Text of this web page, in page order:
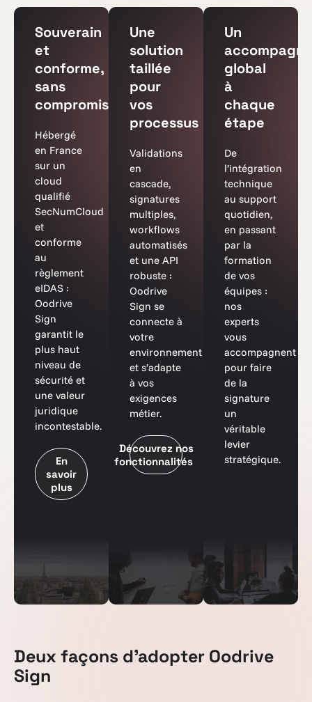
Souverain
et
conforme,
sans
compromis
Hébergé
en France
sur un
cloud
qualifié
SecNumCloud
et
conforme
au
règlement
eIDAS :
Oodrive
Sign
garantit le
plus haut
niveau de
sécurité et
une valeur
juridique
incontestable.
En
savoir
plus
Une
solution
taillée
pour
vos
processus
Validations
en
cascade,
signatures
multiples,
workflows
automatisés
et une API
robuste :
Oodrive
Sign se
connecte à
votre
environnement
et s’adapte
à vos
exigences
métier.
Découvrez nos
fonctionnalités
Un
global
à
chaque
étape
De
l’intégration
technique
au support
quotidien,
en passant
par la
formation
de vos
équipes :
nos
experts
vous
accompagnent
pour faire
de la
signature
un
véritable
levier
stratégique.
Deux façons d'adopter Oodrive
Sign